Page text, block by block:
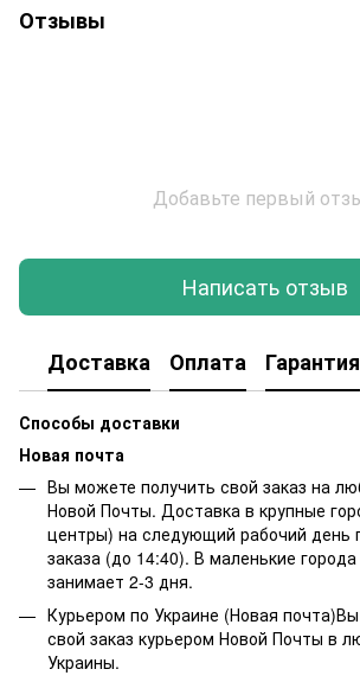
Отзывы
Добавьте первый
Написать отзыв
Доставка Оплата Гарантия
Способы доставки
Новая почта
Вы можете получить свой заказ на
Новой Почты. Доставка в крупные
центры) на следующий рабочий день
заказа (до 14:40). В маленькие
занимает 2-3 дня.
Курьером по Украине (Новая
свой заказ курьером Новой Почты в
Украины.